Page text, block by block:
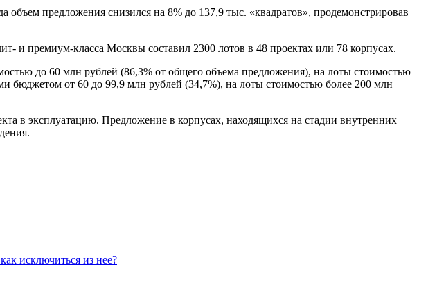
предложения снизился на 8% до 137,9 тыс. «квадратов», продемонстрировав
и премиум-класса Москвы составил 2300 лотов в 48 проектах или 78 корпусах.
до 60 млн рублей (86,3% от общего объема предложения), на лоты стоимостью
бюджетом от 60 до 99,9 млн рублей (34,7%), на лоты стоимостью более 200 млн
в эксплуатацию. Предложение в корпусах, находящихся на стадии внутренних
исключиться из нее?